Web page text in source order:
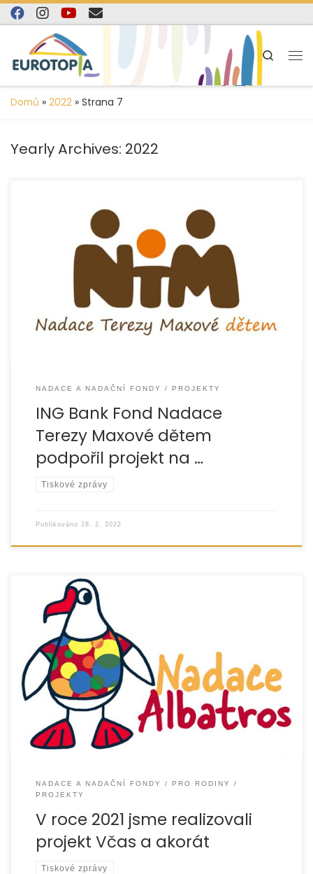
content
Skip to content
Search
Domů » 2022 » Strana 7
Yearly Archives: 2022
Projekt probíhá od ledna do června 2022, více o jeho
aktivitách naleznete v tiskové zprávě. » více
NADACE A NADAČNÍ FONDY PROJEKTY
ING Bank Fond Nadace
Terezy Maxové dětem
podpořil projekt na …
Tiskové zprávy
Publikováno 28. 2. 2022
Cílem projektu, který podpořila Nadace Albatros, bylo
poskytnout komplexní podporu rodinám s dětmi od 0 do 8
let ze sociálně vyloučeného,
NADACE A NADAČNÍ FONDY
PRO RODINY
PROJEKTY
V roce 2021 jsme realizovali
projekt Včas a akorát
Tiskové zprávy